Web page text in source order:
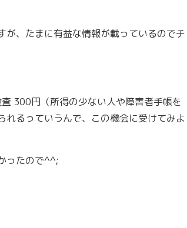
が、たまに有益な情報が載っているのでチ
300円（所得の少ない人や障害者手帳を
れるっていうんで、この機会に受けてみよ
ったので^^;